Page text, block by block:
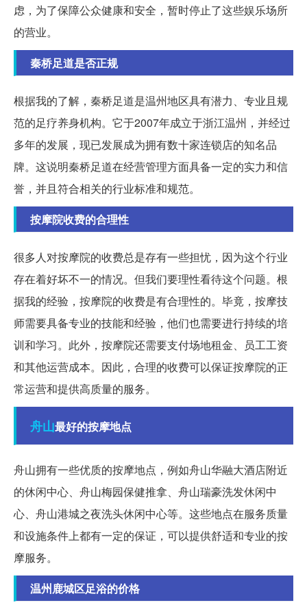
虑，为了保障公众健康和安全，暂时停止了这些娱乐场所
的营业。
秦桥足道是否正规
根据我的了解，秦桥足道是温州地区具有潜力、专业且规
范的足疗养身机构。它于2007年成立于浙江温州，并经过
多年的发展，现已发展成为拥有数十家连锁店的知名品
牌。这说明秦桥足道在经营管理方面具备一定的实力和信
誉，并且符合相关的行业标准和规范。
按摩院收费的合理性
很多人对按摩院的收费总是存有一些担忧，因为这个行业
存在着好坏不一的情况。但我们要理性看待这个问题。根
据我的经验，按摩院的收费是有合理性的。毕竟，按摩技
师需要具备专业的技能和经验，他们也需要进行持续的培
训和学习。此外，按摩院还需要支付场地租金、员工工资
和其他运营成本。因此，合理的收费可以保证按摩院的正
常运营和提供高质量的服务。
舟山最好的按摩地点
舟山拥有一些优质的按摩地点，例如舟山华融大酒店附近
的休闲中心、舟山梅园保健推拿、舟山瑞豪洗发休闲中
心、舟山港城之夜洗头休闲中心等。这些地点在服务质量
和设施条件上都有一定的保证，可以提供舒适和专业的按
摩服务。
温州鹿城区足浴的价格